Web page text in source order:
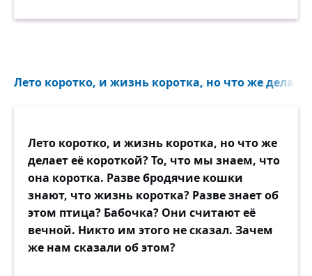
Лето коротко, и жизнь коротка, но что же делает
Лето коротко, и жизнь коротка, но что же
делает её короткой? То, что мы знаем, что
она коротка. Разве бродячие кошки
знают, что жизнь коротка? Разве знает об
этом птица? Бабочка? Они считают её
вечной. Никто им этого не сказал. Зачем
же нам сказали об этом?